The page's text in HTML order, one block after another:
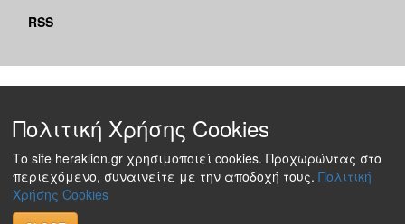
RSS
Πολιτική Χρήσης Cookies
Το site heraklion.gr χρησιμοποιεί cookies. Προχωρώντας στο
περιεχόμενο, συναινείτε με την αποδοχή τους. Πολιτική
Χρήσης Cookies